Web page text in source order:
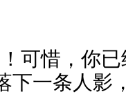
可惜，你已
下一条人影